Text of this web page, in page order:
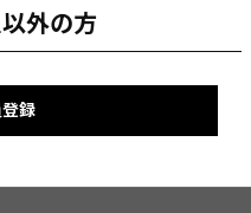
外の方